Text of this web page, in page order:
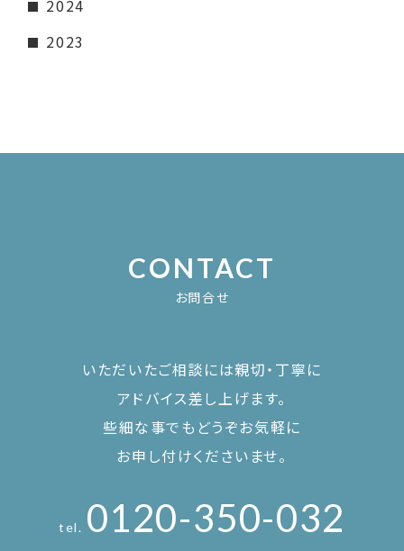
2024
2023
CONTACT
お問合せ
いただいたご相談には親切・丁寧に
アドバイス差し上げます。
些細な事でもどうぞお気軽に
お申し付けくださいませ。
tel. 0120-350-032